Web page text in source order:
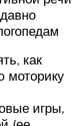
как
моторику
игры,